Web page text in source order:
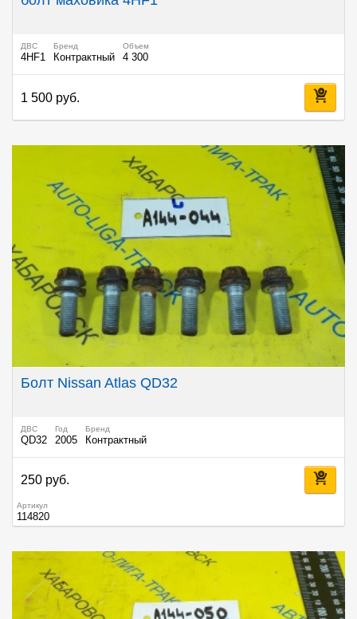
ДВС
4HF1
Бренд
Контрактный
Объем
4 300
1 500 руб.
Болт Nissan Atlas QD32
ДВС
QD32
Год
2005
Бренд
Контрактный
250 руб.
Артикул
114820